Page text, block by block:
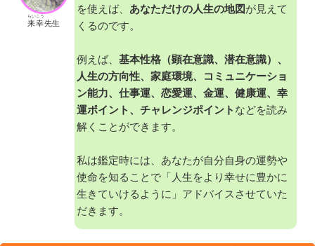
来幸
らいこう
先生
を使えば、 あなただけの人生の地図が見えて
くるのです。
例えば、基本性格（顕在意識、潜在意識）、
人生の方向性、家庭環境、コミュニケーショ
ン能力、仕事運、恋愛運、金運、健康運、幸
運ポイント、チャレンジポイント などを読み
解くことができます。
私は鑑定時には、あなたが自分自身の運勢や
使命を知ることで「人生をより幸せに豊かに
生きていけるように」アドバイスさせていた
だきます。